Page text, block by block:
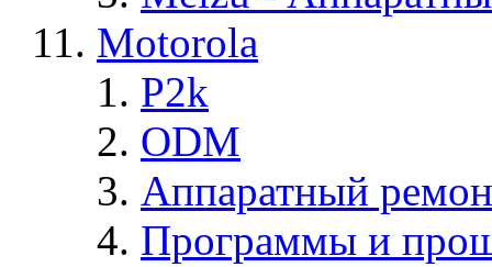
Motorola
P2k
ODM
Аппаратный
Программы и